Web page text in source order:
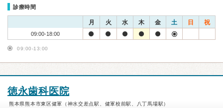
診療時間
月 火 水 木 金 土 日 祝
09:00-18:00
09:00-13:00
徳永歯科医院
熊本県熊本市東区健軍（神水交差点駅、健軍校前駅、八丁馬場駅）